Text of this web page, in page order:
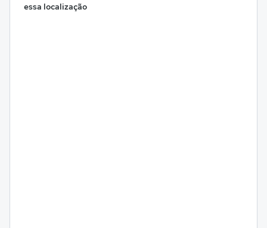
essa localização